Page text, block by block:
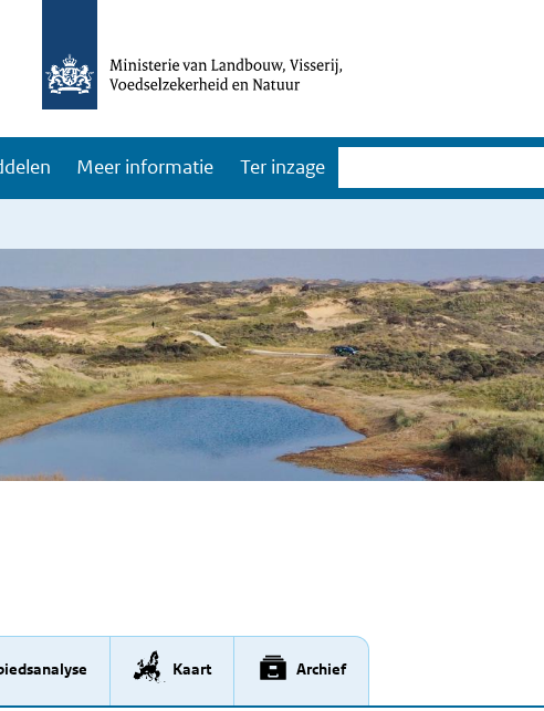
Meer informatie Ter inzage
Zoeken
Kaart Archief